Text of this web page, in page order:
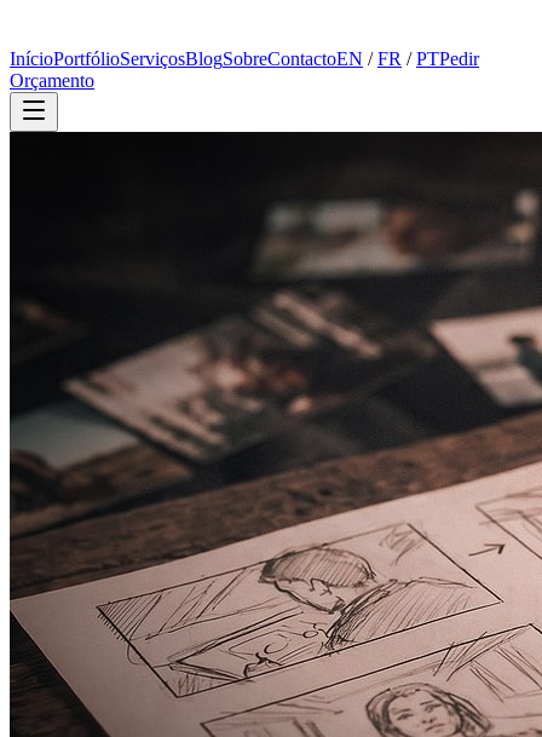
InícioPortfólioServiçosBlogSobreContactoEN /FR /PTPedir
Orçamento